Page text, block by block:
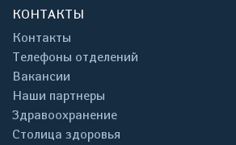
КОНТАКТЫ
Контакты
Телефоны отделений
Вакансии
Наши партнеры
Здравоохранение
Столица здоровья